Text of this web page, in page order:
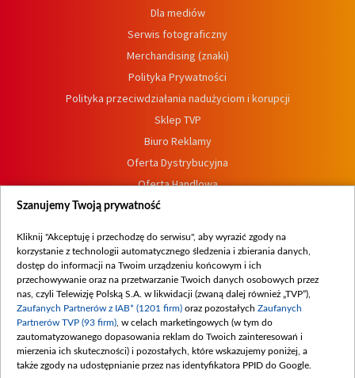
Dla mediów
Serwis fotograficzny
Merchandising (znaki)
Polityka Prywatności
Polityka przeciwdziałania nadużyciom i korupcji
Sklep TVP
Biuro Reklamy
Oferta Dystrybucyjna
Oferta Handlowa
Dostępność
Procedura zgłoszeń wewnętrznych
Szanujemy Twoją prywatność
Kliknij "Akceptuję i przechodzę do serwisu", aby wyrazić zgody na
korzystanie z technologii automatycznego śledzenia i zbierania danych,
dostęp do informacji na Twoim urządzeniu końcowym i ich
przechowywanie oraz na przetwarzanie Twoich danych osobowych przez
nas, czyli Telewizję Polską S.A. w likwidacji (zwaną dalej również „TVP”),
Zaufanych Partnerów z IAB* (1201 firm) oraz pozostałych Zaufanych
Partnerów TVP (93 firm) , w celach marketingowych (w tym do
zautomatyzowanego dopasowania reklam do Twoich zainteresowań i
mierzenia ich skuteczności) i pozostałych, które wskazujemy poniżej, a
także zgody na udostępnianie przez nas identyfikatora PPID do Google.